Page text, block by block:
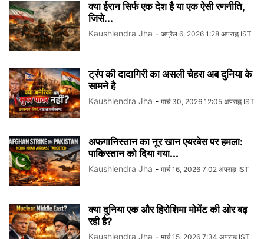
क्या ईरान सिर्फ एक देश है या एक ऐसी रणनीति,
जिसे...
Kaushlendra Jha - अप्रैल 6, 2026 1:28 अपराह्न IST
ट्रंप की दादागिरी का असली चेहरा अब दुनिया के
सामने है
Kaushlendra Jha - मार्च 30, 2026 12:05 अपराह्न IST
अफगानिस्तान का नूर खान एयरबेस पर हमला:
पाकिस्तान को दिया गया...
Kaushlendra Jha - मार्च 16, 2026 7:02 अपराह्न IST
क्या दुनिया एक और हिरोशिमा मोमेंट की ओर बढ़
रही है?
Kaushlendra Jha - मार्च 15, 2026 7:34 अपराह्न IST